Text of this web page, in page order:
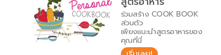
เปรียบเทียบอุณหภูมิ
เปรียบเทียบน้ำหนักวัตถุดิบ
สร้าง Cookbook
ร่วมสร้าง COOK BOOK
ส่วนตัว
เพียงแนะนำสูตรอาหารของ
คุณที่นี่